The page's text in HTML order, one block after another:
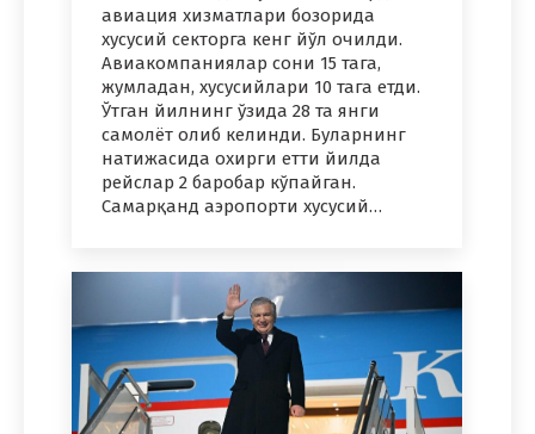
авиация хизматлари бозорида
хусусий секторга кенг йўл очилди.
Авиакомпаниялар сони 15 тага,
жумладан, хусусийлари 10 тага етди.
Ўтган йилнинг ўзида 28 та янги
самолёт олиб келинди. Буларнинг
натижасида охирги етти йилда
рейслар 2 баробар кўпайган.
Самарқанд аэропорти хусусий…